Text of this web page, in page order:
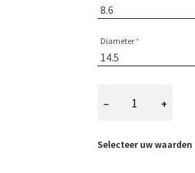
Diameter
− +
Selecteer uw waarden